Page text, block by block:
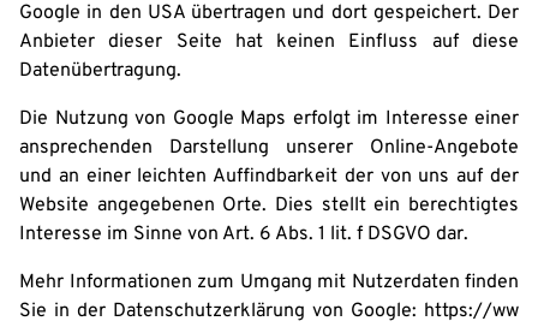
Google in den USA übertragen und dort gespeichert. Der
Anbieter dieser Seite hat keinen Einfluss auf diese
Datenübertragung.
Die Nutzung von Google Maps erfolgt im Interesse einer
ansprechenden Darstellung unserer Online-Angebote
und an einer leichten Auffindbarkeit der von uns auf der
Website angegebenen Orte. Dies stellt ein berechtigtes
Interesse im Sinne von Art. 6 Abs. 1 lit. f DSGVO dar.
Mehr Informationen zum Umgang mit Nutzerdaten finden
Sie in der Datenschutzerklärung von Google: https://ww